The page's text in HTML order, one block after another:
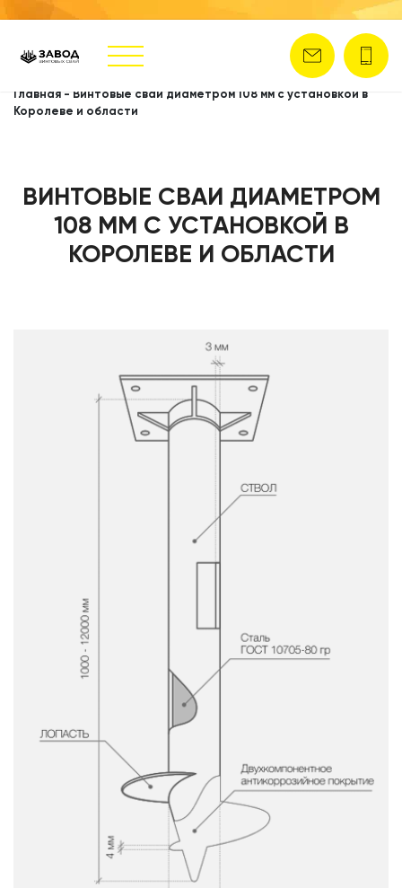
Главная - Винтовые сваи диаметром 108 мм с установкой в
Королеве и области
ВИНТОВЫЕ СВАИ ДИАМЕТРОМ
108 ММ С УСТАНОВКОЙ В
КОРОЛЕВЕ И ОБЛАСТИ